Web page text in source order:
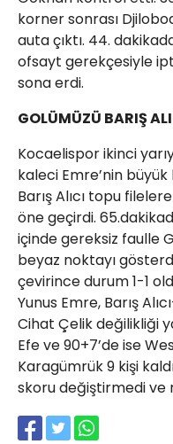
korner sonrası
auta çıktı. 44.
ofsayt gerekçesiyle
sona erdi.
GOLÜMÜZÜ BARIŞ
Kocaelispor ikinci
kaleci Emre’nin
Barış Alıcı topu
öne geçirdi.
içinde gereksiz faulle
beyaz noktayı
çevirince durum 1-1
Yunus Emre, Barış
Cihat Çelik değilikliği
Efe ve 90+7’de ise
Karagümrük 9 kişi
skoru değiştirmedi ve